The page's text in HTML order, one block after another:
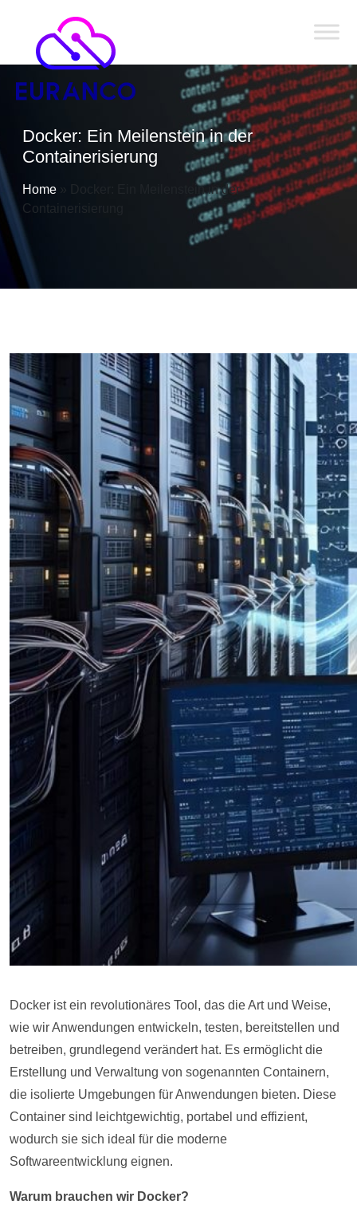
Docker: Ein Meilenstein in der
Containerisierung
Home »
Docker: Ein Meilenstein in der
Containerisierung
Docker ist ein revolutionäres Tool, das die Art und Weise,
wie wir Anwendungen entwickeln, testen, bereitstellen und
betreiben, grundlegend verändert hat. Es ermöglicht die
Erstellung und Verwaltung von sogenannten Containern,
die isolierte Umgebungen für Anwendungen bieten. Diese
Container sind leichtgewichtig, portabel und effizient,
wodurch sie sich ideal für die moderne
Softwareentwicklung eignen.
Warum brauchen wir Docker?